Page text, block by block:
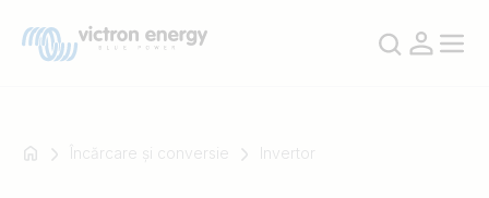
Încărcare și conversie Invertor